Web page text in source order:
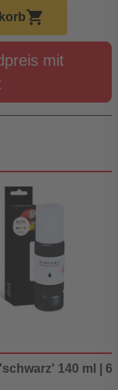
shopping_cart
mit
140 ml |